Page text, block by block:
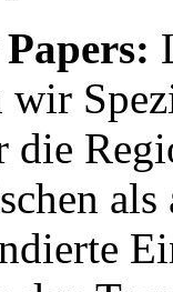
wir
die